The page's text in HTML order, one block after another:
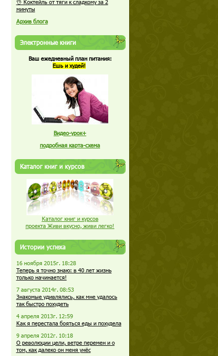
👌 Коктейль от тяги к сладкому за 2
минуты
Архив блога
Электронные книги
Ваш ежедневный план питания:
Ешь и худей!
Видео-урок+
подробная карта-схема
Каталог книг и курсов
Каталог книг и курсов
проекта Живи вкусно, живи легко!
Истории успеха
16 ноября 2015г. 18:28
Теперь я точно знаю: в 40 лет жизнь
только начинается!
7 августа 2014г. 08:53
Знакомые удивлялись, как мне удалось
так быстро похудеть
4 апреля 2013г. 12:59
Как я перестала бояться еды и похудела
9 апреля 2012г. 10:18
О революции цели, ветре перемен и о
том, как далеко он меня унёс